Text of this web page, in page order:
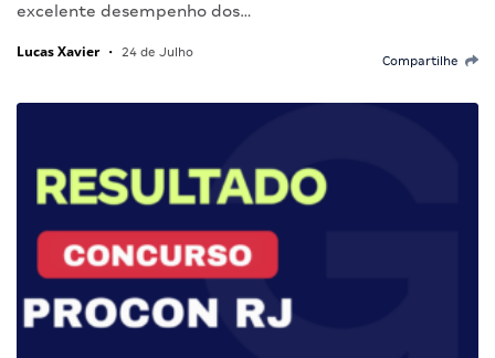
excelente desempenho dos…
Lucas Xavier • 24 de Julho
Compartilhe